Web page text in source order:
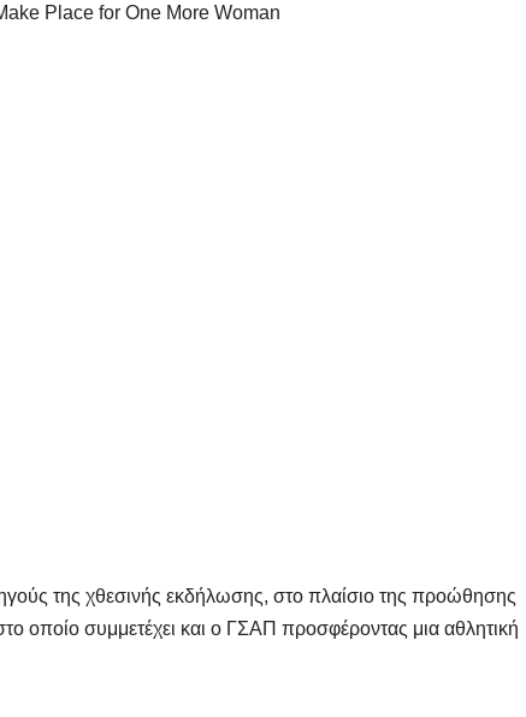
Place for One More Woman
της χθεσινής εκδήλωσης, στο πλαίσιο της προώθησης
οποίο συμμετέχει και ο ΓΣΑΠ προσφέροντας μια αθλητική